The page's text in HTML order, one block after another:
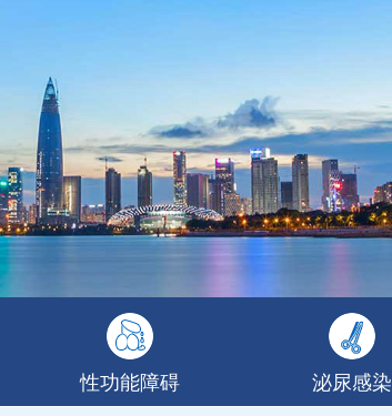
性功能障碍 泌尿感染